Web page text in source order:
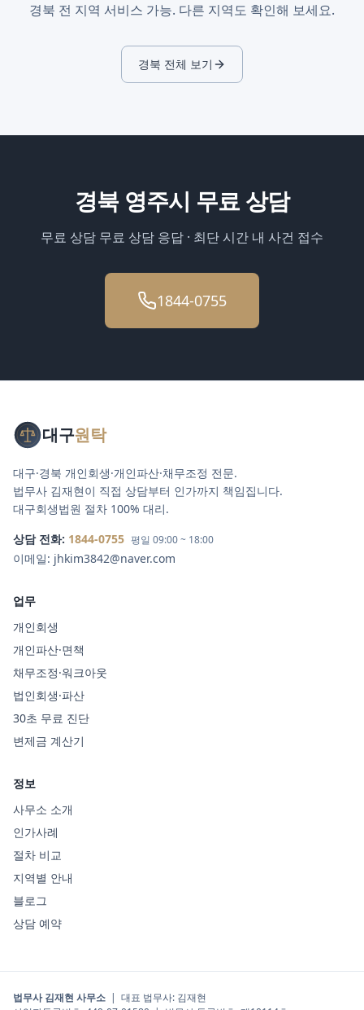
경북 전 지역 서비스 가능. 다른 지역도 확인해 보세요.
경북 전체 보기
경북 영주시 무료 상담
무료 상담 무료 상담 응답 · 최단 시간 내 사건 접수
1844-0755
대구원탁
대구·경북 개인회생·개인파산·채무조정 전문.
법무사 김재현이 직접 상담부터 인가까지 책임집니다.
대구회생법원 절차 100% 대리.
상담 전화: 1844-0755 평일 09:00 ~ 18:00
이메일: jhkim3842@naver.com
업무
개인회생
개인파산·면책
채무조정·워크아웃
법인회생·파산
30초 무료 진단
변제금 계산기
정보
사무소 소개
인가사례
절차 비교
지역별 안내
블로그
상담 예약
법무사 김재현 사무소 | 대표 법무사: 김재현